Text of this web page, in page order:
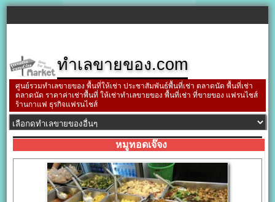
ทำเลขายของ.com
ศูนย์รวมทำเลขายของ พื้นที่ให้เช่า ประชาสัมพันธ์พื้นที่เช่า ตลาดนัด พื้นที่เช่า
ตลาดนัด ราคาค่าเช่าพื้นที่ ให้เช่าทำเลขายของ พื้นที่เช่า ที่ขายของ แฟรนไชส์
ร้านกาแฟ ธุรกิจแฟรนไชส์
หมูทอดเจ๊จง